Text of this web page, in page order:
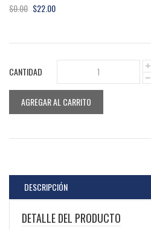
$0.00 $22.00
CANTIDAD 1
AGREGAR AL CARRITO
DESCRIPCIÓN
DETALLE DEL PRODUCTO